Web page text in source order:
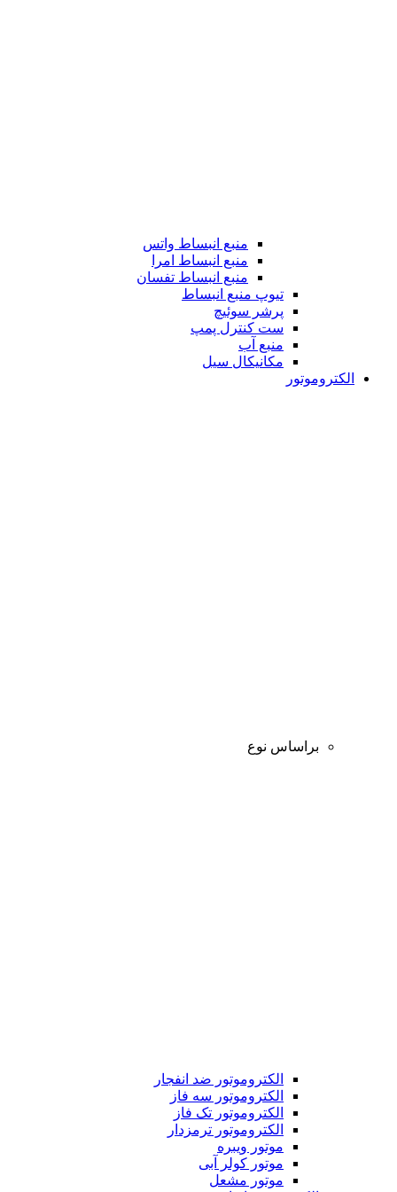
منبع انبساط واتس
منبع انبساط امرا
منبع انبساط تفسان
تیوپ منبع انبساط
پرشر سوئیچ
ست کنترل پمپ
منبع آب
مکانیکال سیل
الکتروموتور
براساس نوع
الکتروموتور ضد انفجار
الکتروموتور سه فاز
الکتروموتور تک فاز
الکتروموتور ترمزدار
موتور ویبره
موتور کولر آبی
موتور مشعل